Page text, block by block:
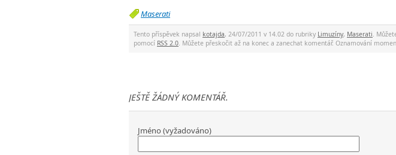
Maserati
Tento příspěvek napsal kotajda, 24/07/2011 v 14.02 do rubriky Limuzíny, Maserati .
pomocí RSS 2.0 . Můžete přeskočit až na konec a zanechat komentář. Oznamování
JEŠTĚ ŽÁDNÝ KOMENTÁŘ.
Jméno (vyžadováno)